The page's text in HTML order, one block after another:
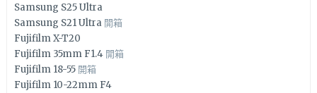
Samsung S25 Ultra
Samsung S21 Ultra 開箱
Fujifilm X-T20
Fujifilm 35mm F1.4 開箱
Fujifilm 18-55 開箱
Fujifilm 10-22mm F4